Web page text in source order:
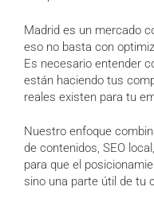
Madrid es un mercado
eso no basta con
Es necesario entender
están haciendo tus
reales existen para tu
Nuestro enfoque
de contenidos, SEO
para que el
sino una parte útil de tu